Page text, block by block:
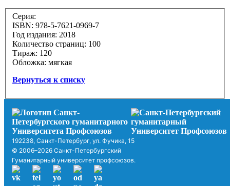
Серия:
ISBN: 978-5-7621-0969-7
Год издания: 2018
Количество страниц: 100
Тираж: 120
Обложка: мягкая
Вернуться к списку
192238, Санкт-Петербург, ул. Фучика, 15
© 2006–2026 Санкт-Петербургский
Гуманитарный университет профсоюзов.